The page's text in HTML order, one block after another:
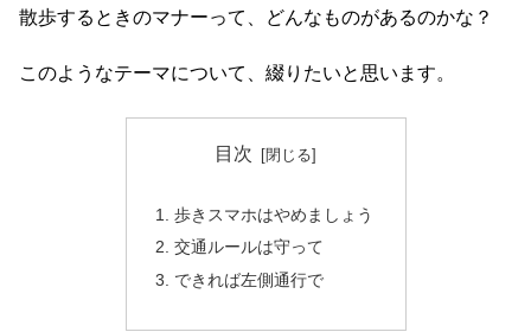
散歩するときのマナーって、どんなものがあるのかな？
このようなテーマについて、綴りたいと思います。
目次
歩きスマホはやめましょう
交通ルールは守って
できれば左側通行で